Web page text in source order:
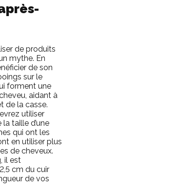
de produits
mythe. En
de son
sur le
forment une
aidant à
de la casse.
utiliser
taille d’une
qui ont les
en utiliser plus
de cheveux.
il est
cm du cuir
de vos